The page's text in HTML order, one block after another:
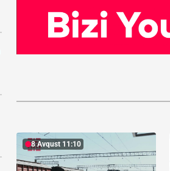
8 Avqust 11:10